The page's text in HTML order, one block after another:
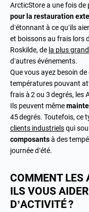
ArcticStore a une fois de
pour la restauration
d’étonnant à ce qu’ils
et boissons au frais lors
Roskilde, de la plus
d’autres événements.
Que vous ayez besoin
températures pouvant
frais à 2 ou 3 degrés, les
Ils peuvent même
45 degrés. Toutefois, ce
clients industrielsqui
composantsà des
journée d’été.
COMMENT LES
ILS VOUS
D’ACTIVITÉ ?